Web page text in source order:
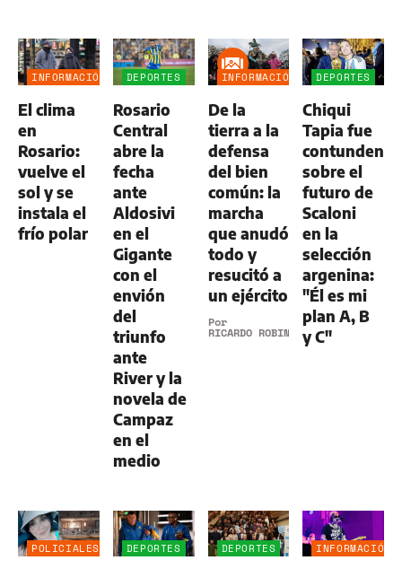
INFORMACIÓN
El clima
en
Rosario:
vuelve el
sol y se
instala el
frío polar
DEPORTES
Rosario
Central
abre la
fecha
ante
Aldosivi
en el
Gigante
con el
envión
del
triunfo
ante
River y la
novela de
Campaz
en el
medio
INFORMACIÓN
De la
tierra a la
defensa
del bien
común: la
marcha
que anudó
todo y
resucitó a
un ejército
Por
RICARDO ROBINS
DEPORTES
Chiqui
Tapia fue
contundente
sobre el
futuro de
Scaloni
en la
selección
argenina:
"Él es mi
plan A, B
y C"
POLICIALES DEPORTES DEPORTES
INFORMACIÓN